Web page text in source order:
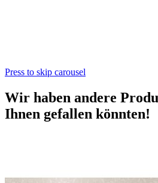
Press to skip carousel
Wir haben andere
Ihnen gefallen könnten!